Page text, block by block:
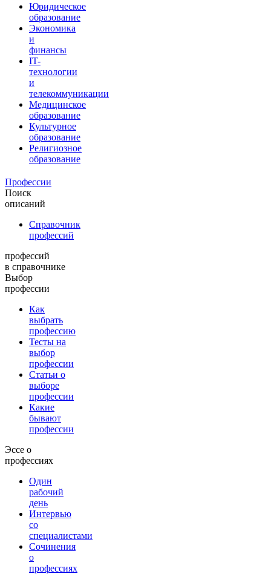
Юридическое
образование
Экономика
и
финансы
IT-
технологии
и
телекоммуникации
Медицинское
образование
Культурное
образование
Религиозное
образование
Профессии
Поиск
описаний
Справочник
профессий
профессий
в справочнике
Выбор
профессии
Как
выбрать
профессию
Тесты на
выбор
профессии
Статьи о
выборе
профессии
Какие
бывают
профессии
Эссе о
профессиях
Один
рабочий
день
Интервью
со
специалистами
Сочинения
о
профессиях